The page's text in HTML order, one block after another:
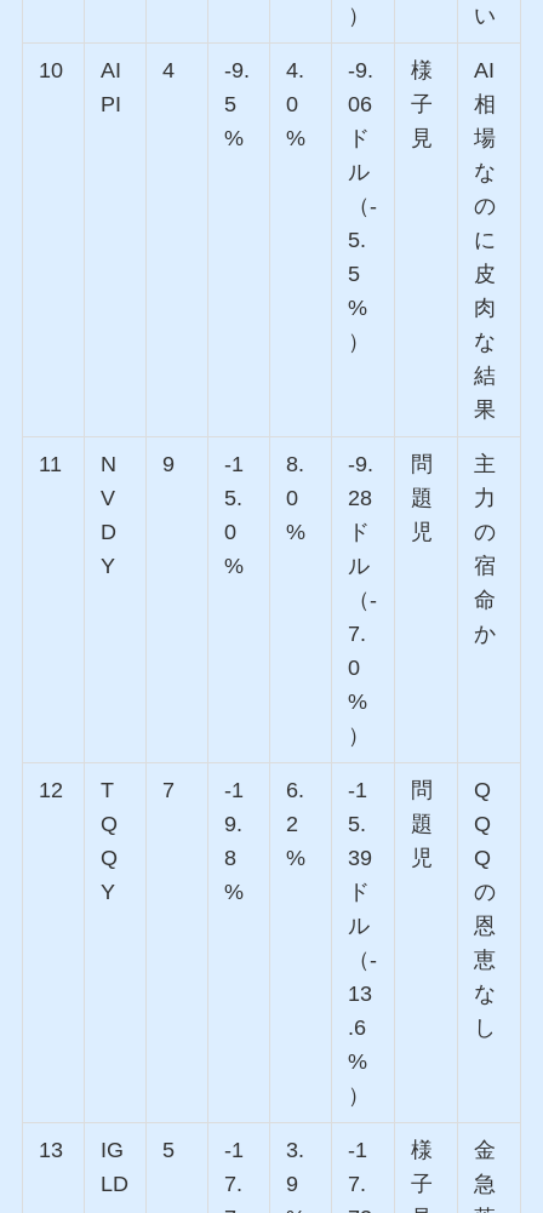
）
い
10
AI
PI
4
-9.
5
%
4.
0
%
-9.
06
ド
ル
（-
5.
5
%
）
様
子
見
AI
相
場
な
の
に
皮
肉
な
結
果
11
N
V
D
Y
9
-1
5.
0
%
8.
0
%
-9.
28
ド
ル
（-
7.
0
%
）
問
題
児
主
力
の
宿
命
か
12
T
Q
Q
Y
7
-1
9.
8
%
6.
2
%
-1
5.
39
ド
ル
（-
13
.6
%
）
問
題
児
Q
Q
Q
の
恩
恵
な
し
13
IG
LD
5
-1
7.
3.
9
-1
7.
様
子
金
急